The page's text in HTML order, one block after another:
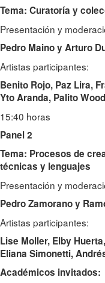
Tema: Curatoría y
Presentación y
Pedro Maino y Arturo
Artistas participantes:
Benito Rojo, Paz Lira,
Yto Aranda, Palito
15:40 horas
Panel 2
Tema: Procesos de
técnicas y lenguajes
Presentación y
Pedro Zamorano y
Artistas participantes:
Lise Moller, Elby
Eliana Simonetti,
Académicos invitados: